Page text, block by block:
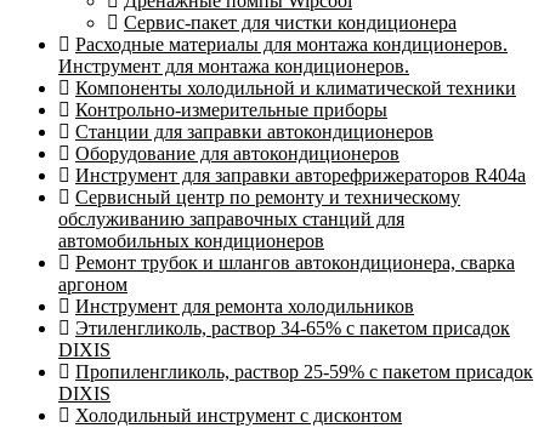
Сервис-пакет для чистки кондиционера
Расходные материалы для монтажа кондиционеров.
Инструмент для монтажа кондиционеров.
Компоненты холодильной и климатической техники
Контрольно-измерительные приборы
Станции для заправки автокондиционеров
Оборудование для автокондиционеров
Инструмент для заправки авторефрижераторов R404a
Сервисный центр по ремонту и техническому
обслуживанию заправочных станций для
автомобильных кондиционеров
Ремонт трубок и шлангов автокондиционера, сварка
аргоном
Инструмент для ремонта холодильников
Этиленгликоль, раствор 34-65% с пакетом присадок
DIXIS
Пропиленгликоль, раствор 25-59% с пакетом присадок
DIXIS
Холодильный инструмент с дисконтом